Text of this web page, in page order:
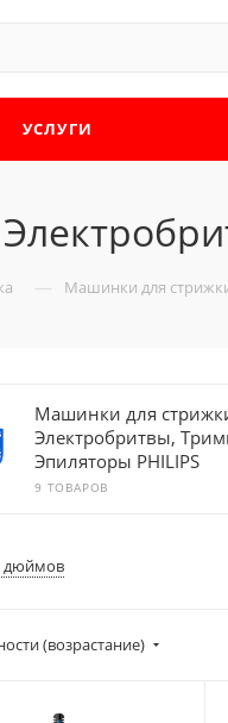
УСЛУГИ
— Машинки для
Машинки для
Электробритвы,
Эпиляторы PHILIPS
9 ТОВАРОВ
дюймов
(возрастание)